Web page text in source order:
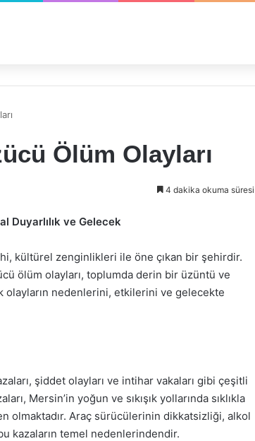
Ölüm Olayları
4 dakika okuma süresi
Duyarlılık ve Gelecek
kültürel zenginlikleri ile öne çıkan bir şehirdir.
ölüm olayları, toplumda derin bir üzüntü ve
olayların nedenlerini, etkilerini ve gelecekte
şiddet olayları ve intihar vakaları gibi çeşitli
Mersin’in yoğun ve sıkışık yollarında sıklıkla
olmaktadır. Araç sürücülerinin dikkatsizliği, alkol
kazaların temel nedenlerindendir.